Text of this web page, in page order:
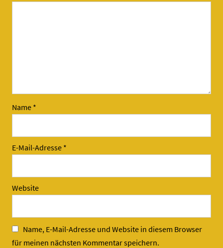
Name *
E-Mail-Adresse *
Website
Name, E-Mail-Adresse und Website in diesem Browser
für meinen nächsten Kommentar speichern.